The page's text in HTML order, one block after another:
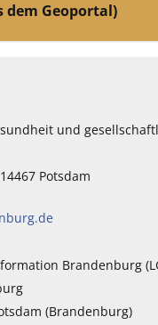
dem Geoportal)
und
Potsdam
Brandenburg
(Brandenburg)